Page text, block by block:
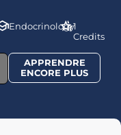
Endocrinology1
Credits
APPRENDRE
ENCORE PLUS